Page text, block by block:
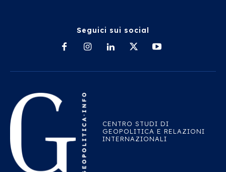
Seguici sui social
CENTRO STUDI DI
GEOPOLITICA E RELAZIONI
INTERNAZIONALI